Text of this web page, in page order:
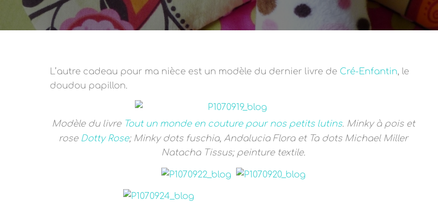
L’autre cadeau pour ma nièce est un modèle du dernier livre de Cré-Enfantin, le
doudou papillon.
Modèle du livre Tout un monde en couture pour nos petits lutins. Minky à pois et
rose Dotty Rose; Minky dots fuschia, Andalucia Flora et Ta dots Michael Miller
Natacha Tissus; peinture textile.